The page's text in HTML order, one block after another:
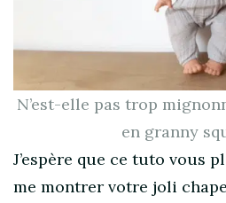
N’est-elle pas trop
en granny
J’espère que ce tuto vous
me montrer votre joli